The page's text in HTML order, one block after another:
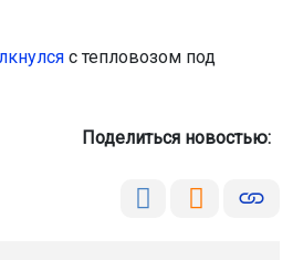
с тепловозом под
Поделиться новостью: